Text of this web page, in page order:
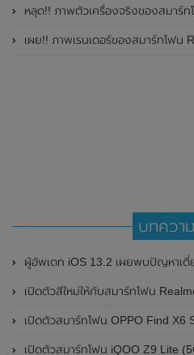
หลุด!! ภาพตัวเครื่องจริงของสมาร์ทโฟน Google Pixel 9a โ
เผย!! ภาพเรนเดอร์ของสมาร์ทโฟน Realme GT7 Pro โชว์ให้
บทควา
ผู้อัพเดท iOS 13.2 เผยพบปัญหาเดี่ยวกั
เปิดตัวสีใหม่ให้กับสมาร์ทโฟน Realme 5
เปิดตัวสมาร์ทโฟน OPPO Find X6 Series อย่างเป็นทางการแล้
เปิดตัวสมาร์ทโฟน iQOO Z9 Lite (5G) อย่างเป็นทางการแล้วในอินเดีย มาพร้อมหน้าจอแสดงผลขนาดใหญ่ 6.56 นิ้ว /